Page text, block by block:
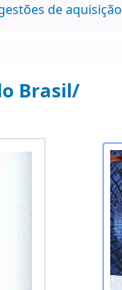
de aquisição
Brasil/